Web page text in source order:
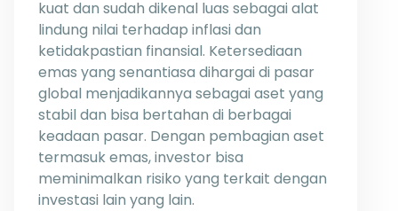
kuat dan sudah dikenal luas sebagai alat
lindung nilai terhadap inflasi dan
ketidakpastian finansial. Ketersediaan
emas yang senantiasa dihargai di pasar
global menjadikannya sebagai aset yang
stabil dan bisa bertahan di berbagai
keadaan pasar. Dengan pembagian aset
termasuk emas, investor bisa
meminimalkan risiko yang terkait dengan
investasi lain yang lain.